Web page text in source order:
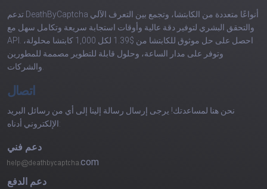
تدعم DeathByCaptcha أنواعًا متعددة من الكابتشا، وتجمع بين التعرف الآلي
والتحقق البشري لتوفير دقة عالية وأوقات استجابة سريعة وتكامل سهل مع
API. احصل على حل موثوق للكابتشا من $1.39 لكل 1,000 كابتشا محلولة،
وتوفر على مدار الساعة، وحلول قابلة للتطوير مصممة للمطورين
والشركات.
اتصال
نحن هنا لمساعدتك! يرجى إرسال رسالة إلينا إلى أي من رسائل البريد
الإلكتروني أدناه:
دعم فني
com
دعم الدفع